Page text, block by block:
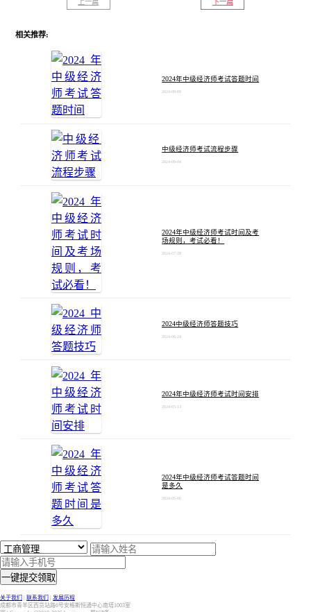
上一篇 下一篇
相关推荐:
2024年中级经济师考试答题时间
2024-09-09
中级经济师考试流程步骤
2024-09-04
2024年中级经济师考试时间及考
场规则，考试必看！
2024-07-18
2024中级经济师答题技巧
2024-06-24
2024年中级经济师考试时间安排
2024-05-13
2024年中级经济师考试答题时间
是多久
2024-05-06
一键提交领取
关于我们 联系我们
发展历程
成都市青羊区西货站路6号安格斯恒通中心南塔1003室